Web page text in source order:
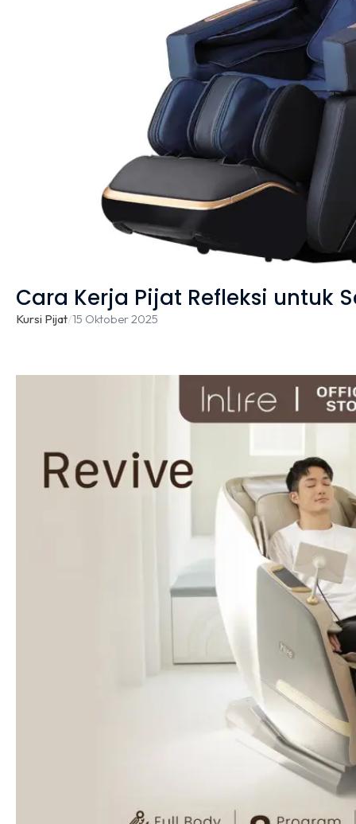
Cara Kerja Pijat Refleksi untuk
Kursi Pijat/15 Oktober 2025